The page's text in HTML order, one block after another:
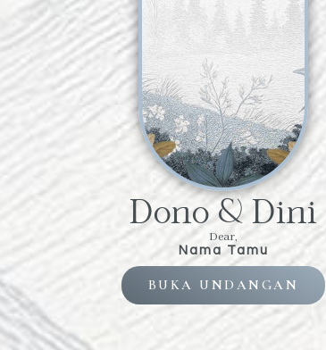
Dono & Dini
Dear,
Nama Tamu
BUKA UNDANGAN